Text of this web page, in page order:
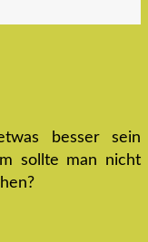
besser sein
sollte man nicht